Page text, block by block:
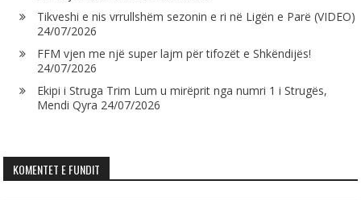
Tikveshi e nis vrrullshëm sezonin e ri në Ligën e Parë (VIDEO)
24/07/2026
FFM vjen me një super lajm për tifozët e Shkëndijës!
24/07/2026
Ekipi i Struga Trim Lum u mirëprit nga numri 1 i Strugës,
Mendi Qyra 24/07/2026
KOMENTET E FUNDIT